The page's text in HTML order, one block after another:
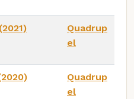
Quadrup
el
Quadrup
el